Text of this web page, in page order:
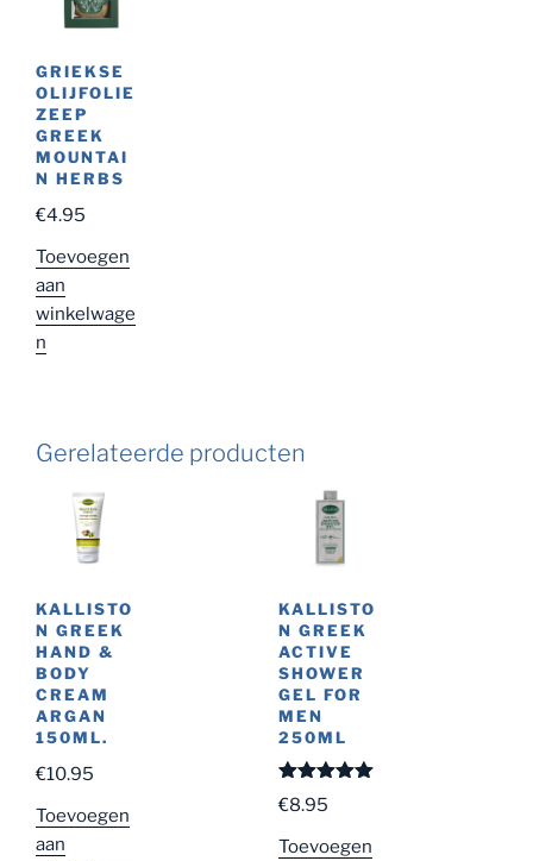
GRIEKSE
OLIJFOLIE
ZEEP
GREEK
MOUNTAI
N HERBS
€4.95
Toevoegen
aan
winkelwage
n
Gerelateerde producten
KALLISTO
N GREEK
HAND &
BODY
CREAM
ARGAN
150ML.
€10.95
Toevoegen
aan
KALLISTO
N GREEK
ACTIVE
SHOWER
GEL FOR
MEN
250ML
Gewaardeer
d5.00
€8.95
Toevoegen